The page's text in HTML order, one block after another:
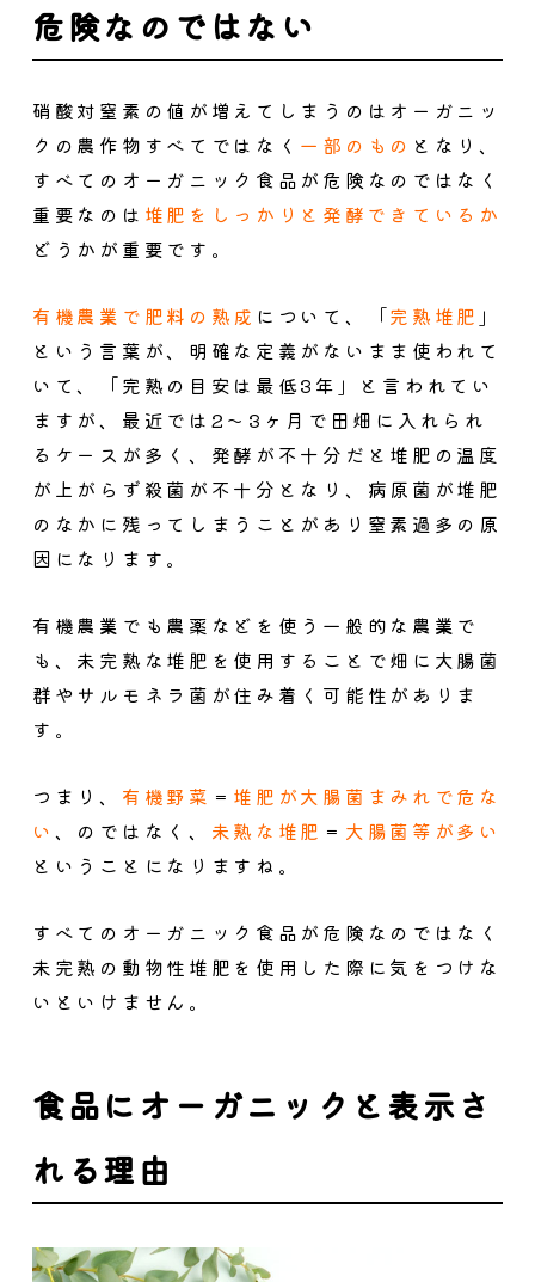
危険なのではない
硝酸対窒素の値が増えてしまうのはオーガニッ
クの農作物すべてではなく 一部のもの となり、
すべてのオーガニック食品が危険なのではなく
重要なのは 堆肥をしっかりと発酵できているか
どうかが重要です。
有機農業で肥料の熟成 について、「完熟堆肥 」
という言葉が、明確な定義がないまま使われて
いて、「完熟の目安は最低3年」と言われてい
ますが、最近では2～3ヶ月で田畑に入れられ
るケースが多く、発酵が不十分だと堆肥の温度
が上がらず殺菌が不十分となり、病原菌が堆肥
のなかに残ってしまうことがあり窒素過多の原
因になります。
有機農業でも農薬などを使う一般的な農業で
も、未完熟な堆肥を使用することで畑に大腸菌
群やサルモネラ菌が住み着く可能性がありま
す。
つまり、 有機野菜 ＝ 堆肥が大腸菌まみれで危な
い 、のではなく、 未熟な堆肥 ＝ 大腸菌等が多い
ということになりますね。
すべてのオーガニック食品が危険なのではなく
未完熟の動物性堆肥を使用した際に気をつけな
いといけません。
食品にオーガニックと表示さ
れる理由